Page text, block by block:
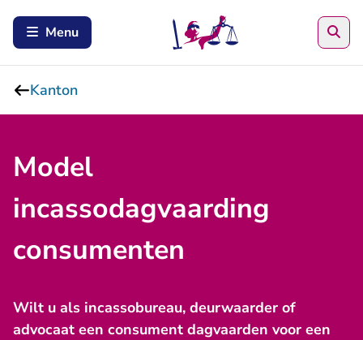
Menu
Kanton
Model
incassodagvaarding
consumenten
Wilt u als incassobureau, deurwaarder of
advocaat een consument dagvaarden voor een